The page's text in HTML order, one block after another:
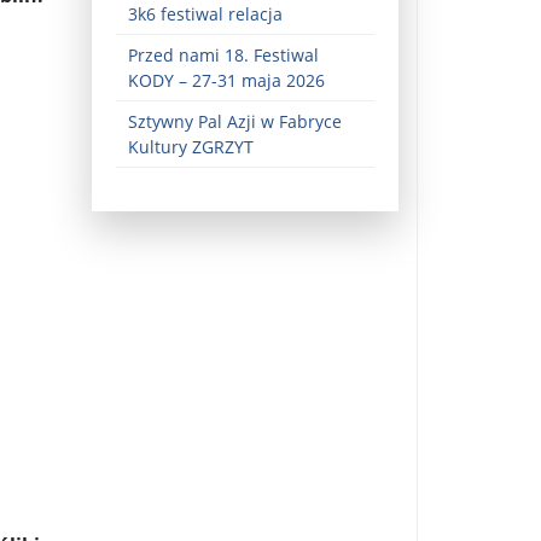
3k6 festiwal relacja
Przed nami 18. Festiwal
KODY – 27-31 maja 2026
Sztywny Pal Azji w Fabryce
Kultury ZGRZYT